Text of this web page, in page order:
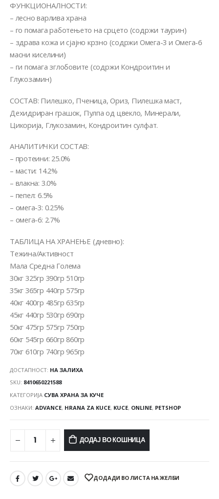
ФУНКЦИОНАЛНОСТИ:
– лесно варлива храна
– го помага работењето на срцето (содржи таурин)
– здрава кожа и сјајно крзно (содржи Омега-3 и Омега-6
масни киселини)
– ги помага зглобовите (содржи Кондроитин и
Глукозамин)
СОСТАВ: Пилешко, Пченица, Ориз, Пилешка маст,
Дехидриран грашок, Пулпа од цвекло, Минерали,
Цикорија, Глукозамин, Кондроитин сулфат.
АНАЛИТИЧКИ СОСТАВ:
– протеини: 25.0%
– масти: 14.2%
– влакна: 3.0%
– пепел: 6.5%
– омега-3: 0.25%
– омега-6: 2.7%
ТАБЛИЦА НА ХРАНЕЊЕ (дневно):
Тежина/Активност
Мала Средна Голема
30кг 325гр 390гр 510гр
35кг 365гр 440гр 575гр
40кг 400гр 485гр 635гр
45кг 440гр 530гр 690гр
50кг 475гр 575гр 750гр
60кг 545гр 660гр 860гр
70кг 610гр 740гр 965гр
ДОСТАПНОСТ: НА ЗАЛИХА
SKU: 8410650221588
КАТЕГОРИЈА СУВА ХРАНА ЗА КУЧЕ
ОЗНАКИ: ADVANCE, HRANA ZA KUCE, KUCE, ONLINE, PETSHOP
ДОДАЈ ВО КОШНИЦА
ДОДАДИ ВО ЛИСТА НА ЖЕЛБИ